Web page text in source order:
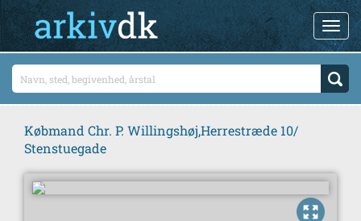
Købmand Chr. P. Willingshøj,Herrestræde 10/
Stenstuegade